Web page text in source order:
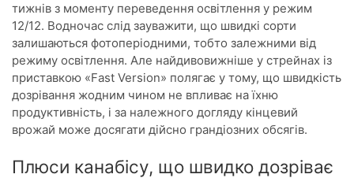
тижнів з моменту переведення освітлення у режим
12/12. Водночас слід зауважити, що швидкі сорти
залишаються фотоперіодними, тобто залежними від
режиму освітлення. Але найдивовижніше у стрейнах із
приставкою «Fast Version» полягає у тому, що швидкість
дозрівання жодним чином не впливає на їхню
продуктивність, і за належного догляду кінцевий
врожай може досягати дійсно грандіозних обсягів.
Плюси канабісу, що швидко дозріває